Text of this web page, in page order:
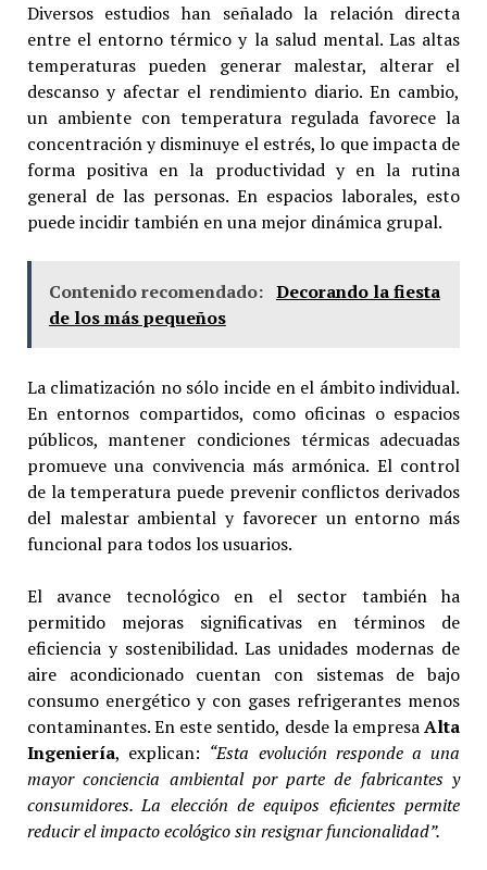
Diversos estudios han señalado la relación directa
entre el entorno térmico y la salud mental. Las altas
temperaturas pueden generar malestar, alterar el
descanso y afectar el rendimiento diario. En cambio,
un ambiente con temperatura regulada favorece la
concentración y disminuye el estrés, lo que impacta de
forma positiva en la productividad y en la rutina
general de las personas. En espacios laborales, esto
puede incidir también en una mejor dinámica grupal.
Contenido recomendado: Decorando la fiesta
de los más pequeños
La climatización no sólo incide en el ámbito individual.
En entornos compartidos, como oficinas o espacios
públicos, mantener condiciones térmicas adecuadas
promueve una convivencia más armónica. El control
de la temperatura puede prevenir conflictos derivados
del malestar ambiental y favorecer un entorno más
funcional para todos los usuarios.
El avance tecnológico en el sector también ha
permitido mejoras significativas en términos de
eficiencia y sostenibilidad. Las unidades modernas de
aire acondicionado cuentan con sistemas de bajo
consumo energético y con gases refrigerantes menos
contaminantes. En este sentido, desde la empresaAlta
Ingeniería, explican: “Esta evolución responde a una
mayor conciencia ambiental por parte de fabricantes y
consumidores. La elección de equipos eficientes permite
reducir el impacto ecológico sin resignar funcionalidad”.